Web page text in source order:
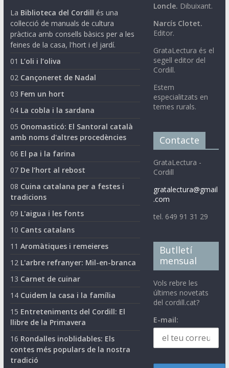
La Biblioteca del Cordill és una
col·lecció de manuals de cultura
pràctica amb consells bàsics per a les
feines de la casa, l'hort i el jardí.
01 L’oli i l’oliva
02 Cançoneret de Nadal
03 Fem un hort
04 La cobla i la sardana
05 Onomasticó: El Santoral català
amb noms d'altres procedències
06 El pa i la farina
07 De l’hort al rebost
08 Cuina catalana per a festes i
tradicions
09 L'aigua i les fonts
10 Cants catalans
11 Aromàtiques i remeieres
12 L'arbre refranyer: Mil-en-branca
13 Carnet de cuinar
14 Cuidem la casa i la família
15 Entreteniments del Cordill: El
llibre de la Primavera
16 Rondalles inoblidables: Els
contes més populars de la nostra
tradició
Loncle. Dibuixant.
Narcís Clotet.
Editor.
GrataLectura és el
segell editor del
Cordill.
Estem
especialitzats en
temes rurals.
Contacte
GrataLectura -
Cordill
gratalectura@gmail
.com
tel. 649 91 31 29
Butlletí
mensual
Vols rebre les
últimes novetats
del cordill.cat?
E-mail: